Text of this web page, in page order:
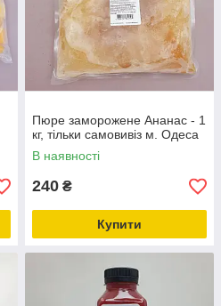
Пюре заморожене Ананас - 1
кг, тільки самовивіз м. Одеса
В наявності
240 ₴
Купити